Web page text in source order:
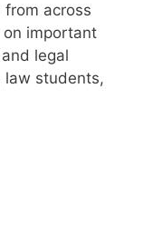
from across
on important
legal
law students,